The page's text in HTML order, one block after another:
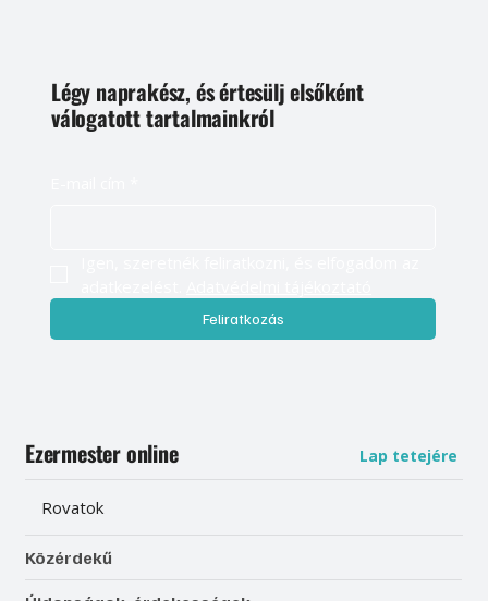
Légy naprakész, és értesülj elsőként
válogatott tartalmainkról
Feliratkozás
Ezermester online Lap tetejére
Rovatok
Közérdekű